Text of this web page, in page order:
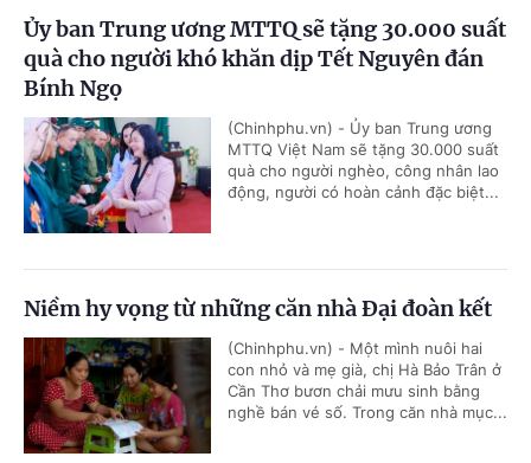
Ủy ban Trung ương MTTQ sẽ tặng 30.000 suất
quà cho người khó khăn dịp Tết Nguyên đán
Bính Ngọ
(Chinhphu.vn) - Ủy ban Trung ương
MTTQ Việt Nam sẽ tặng 30.000 suất
quà cho người nghèo, công nhân lao
động, người có hoàn cảnh đặc biệt...
Niềm hy vọng từ những căn nhà Đại đoàn kết
(Chinhphu.vn) - Một mình nuôi hai
con nhỏ và mẹ già, chị Hà Bảo Trân ở
Cần Thơ bươn chải mưu sinh bằng
nghề bán vé số. Trong căn nhà mục...